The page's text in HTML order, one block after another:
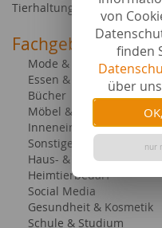
von
finden
über
nur
Tierhaltung, Verkauf,
Fachgebiete bei
Mode & Heimtextilien
Essen & Trinken
Bücher
Möbel &
Inneneinrichtung
Sonstiges
Haus- & Nutztiere
Heimtierbedarf
Social Media
Gesundheit & Kosmetik
Schule & Studium